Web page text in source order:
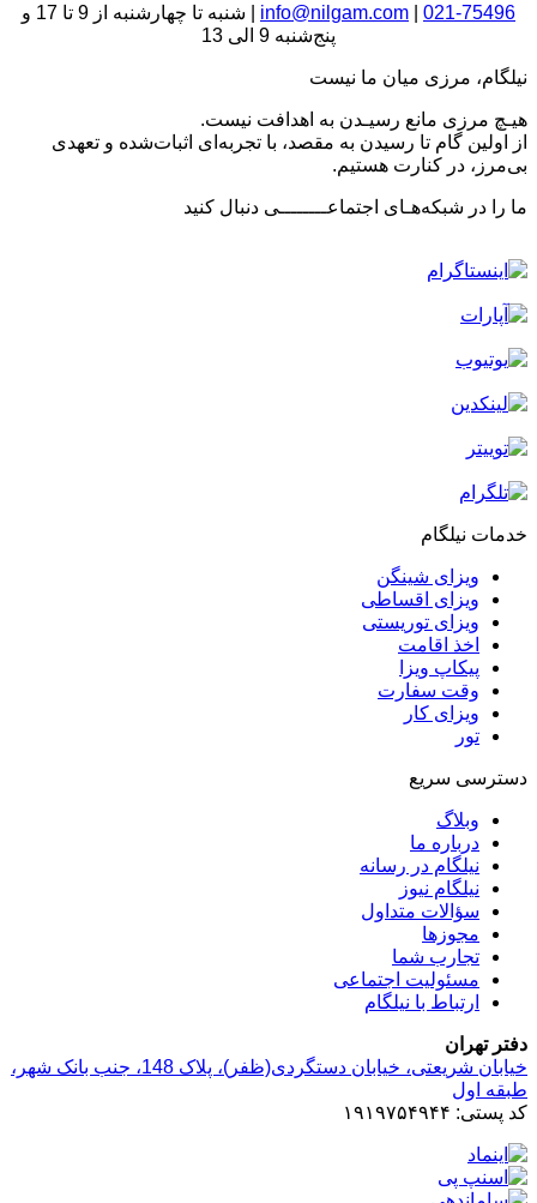
021-75496
info@nilgam.com
| شنبه تا چهارشنبه از 9 تا 17 و
پنج‌شنبه 9 الی 13
نیلگام، مرزی میان ما نیست
هیـچ مرزی مانع رسیـدن به اهدافت نیست.
از اولین گام تا رسیدن به مقصد، با تجربه‌ای اثبات‌شده و تعهدی
بی‌مرز، در کنارت هستیم.
ما را در شبکه‌هـای اجتماعــــــــی دنبال کنید
خدمات نیلگام
ویزای شینگن
ویزای اقساطی
ویزای توریستی
اخذ اقامت
پیکاپ ویزا
وقت سفارت
ویزای کار
تور
دسترسی سریع
وبلاگ
درباره ما
نیلگام در رسانه
نیلگام نیوز
سؤالات متداول
مجوزها
تجارب شما
مسئولیت اجتماعی
ارتباط با نیلگام
دفتر تهران
خیابان‌ شریعتی، خیابان‌ دستگردی(ظفر)، پلاک 148، جنب بانک شهر،
طبقه اول
کد پستی: ۱۹۱۹۷۵۴۹۴۴